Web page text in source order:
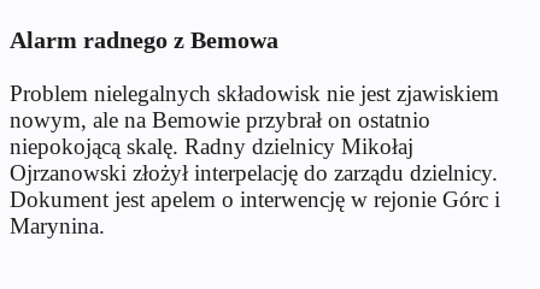
Alarm radnego z Bemowa
Problem nielegalnych składowisk nie jest zjawiskiem
nowym, ale na Bemowie przybrał on ostatnio
niepokojącą skalę. Radny dzielnicy Mikołaj
Ojrzanowski złożył interpelację do zarządu dzielnicy.
Dokument jest apelem o interwencję w rejonie Górc i
Marynina.